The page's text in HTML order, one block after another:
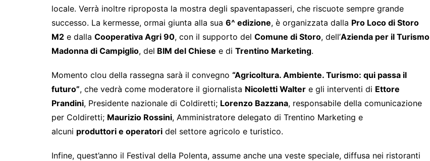
locale. Verrà inoltre riproposta la mostra degli spaventapasseri, che riscuote sempre grande
successo. La kermesse, ormai giunta alla sua 6^ edizione, è organizzata dalla Pro Loco di Storo
M2 e dalla Cooperativa Agri 90, con il supporto del Comune di Storo, dell’Azienda per il Turismo
Madonna di Campiglio, del BIM del Chiese e di Trentino Marketing.
Momento clou della rassegna sarà il convegno “Agricoltura. Ambiente. Turismo: qui passa il
futuro”, che vedrà come moderatore il giornalista Nicoletti Walter e gli interventi di Ettore
Prandini, Presidente nazionale di Coldiretti; Lorenzo Bazzana, responsabile della comunicazione
per Coldiretti; Maurizio Rossini, Amministratore delegato di Trentino Marketing e
alcuni produttori e operatori del settore agricolo e turistico.
Infine, quest’anno il Festival della Polenta, assume anche una veste speciale, diffusa nei ristoranti